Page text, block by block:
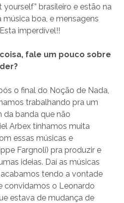
yourself” brasileiro e estão na
boa, e mensagens
imperdível!!
fale um pouco sobre
o final do Noção de Nada,
trabalhando pra um
da banda que não
Arbex tínhamos muita
essas músicas e
Fargnoli) pra produzir e
ideias. Daí as músicas
tendo a vontade
convidamos o Leonardo
estava de mudança de